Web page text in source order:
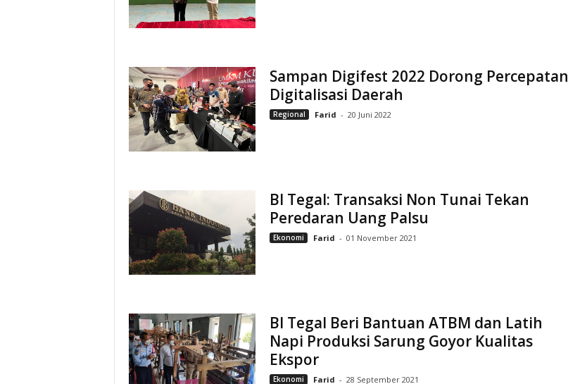
Sampan Digifest 2022 Dorong Percepatan
Digitalisasi Daerah
Regional Farid - 20 Juni 2022
BI Tegal: Transaksi Non Tunai Tekan
Peredaran Uang Palsu
Ekonomi Farid - 01 November 2021
BI Tegal Beri Bantuan ATBM dan Latih
Napi Produksi Sarung Goyor Kualitas
Ekspor
Ekonomi Farid - 28 September 2021